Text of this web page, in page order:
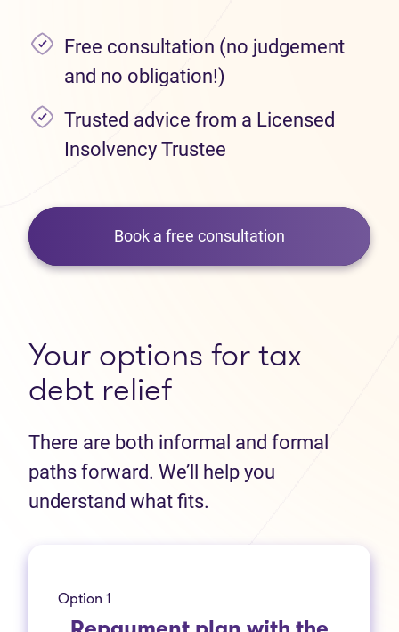
Free consultation (no judgement
and no obligation!)
Trusted advice from a Licensed
Insolvency Trustee
Book a free consultation
Your options for tax
debt relief
There are both informal and formal
paths forward. We’ll help you
understand what fits.
Option 1